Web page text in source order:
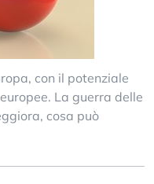
con il potenziale
La guerra delle
cosa può